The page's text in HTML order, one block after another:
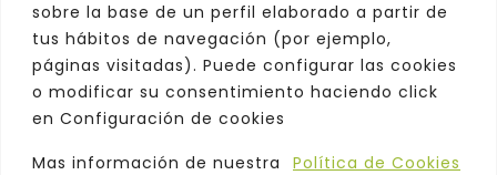
sobre la base de un perfil elaborado a partir de
tus hábitos de navegación (por ejemplo,
páginas visitadas). Puede configurar las cookies
o modificar su consentimiento haciendo click
en Configuración de cookies
Mas información de nuestra
Política de Cookies